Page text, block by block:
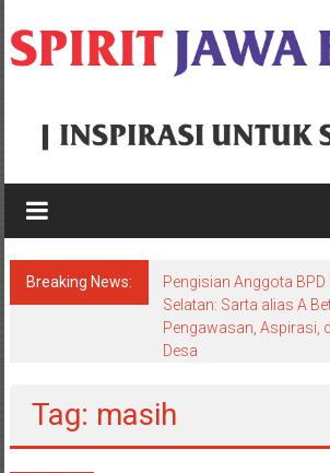
to
content
Spirit
Jawa
Barat
Inspirasi
Breaking News:
Pengisian Anggota
Selatan: Sarta alias A
Pengawasan, Aspirasi,
Desa
Tag: masih